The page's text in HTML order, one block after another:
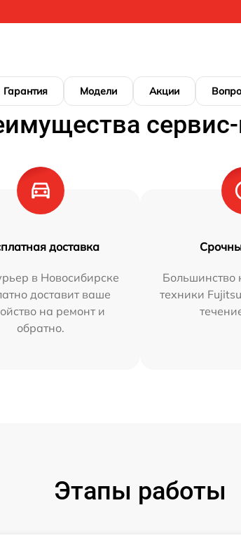
Гарантия Модели Акции
доставка
в Новосибирске
доставит ваше
на ремонт и
обратно.
Большинство
техники
Этапы работы